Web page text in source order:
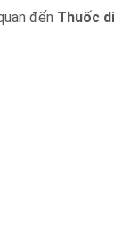
đến Thuốc